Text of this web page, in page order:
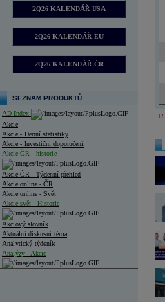
2Q26 KALENDÁŘ USA
2Q26 KALENDÁŘ EU
2Q26 KALENDÁŘ ČR
SEZNAM PRODUKTŮ
AD Index
Akcie
Akcie - Denní statistiky
Akcie - Investiční doporučení
Akcie ČR - historie
Akcie ČR - Týdenní přehled
Akcie online - ČR
Akcie online - Svět
Akcie svět - Historie
Akciový slovník
Aktuální diskusní téma
Analytický týdeník
Analýzy - Akcie
R